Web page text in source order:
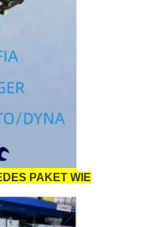
PAKET WIE